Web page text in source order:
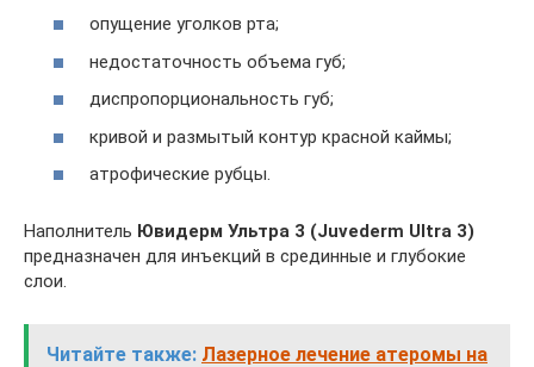
опущение уголков рта;
недостаточность объема губ;
диспропорциональность губ;
кривой и размытый контур красной каймы;
атрофические рубцы.
Наполнитель Ювидерм Ультра 3 (Juvederm Ultra 3)
предназначен для инъекций в срединные и глубокие
слои.
Читайте также: Лазерное лечение атеромы на